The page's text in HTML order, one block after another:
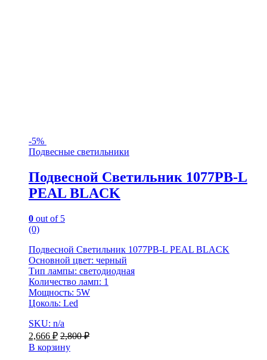
-5%
Подвесные светильники
Подвесной Светильник 1077PB-L
PEAL BLACK
0 out of 5
(0)
Подвесной Светильник 1077PB-L PEAL BLACK
Основной цвет: черный
Тип лампы: светодиодная
Количество ламп: 1
Мощность: 5W
Цоколь: Led
SKU: n/a
2,666 ₽ 2,800₽
В корзину